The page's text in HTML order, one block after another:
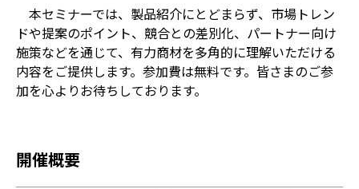
本セミナーでは、製品紹介にとどまらず、市場トレン
ドや提案のポイント、競合との差別化、パートナー向け
施策などを通じて、有力商材を多角的に理解いただける
内容をご提供します。参加費は無料です。皆さまのご参
加を心よりお待ちしております。
開催概要